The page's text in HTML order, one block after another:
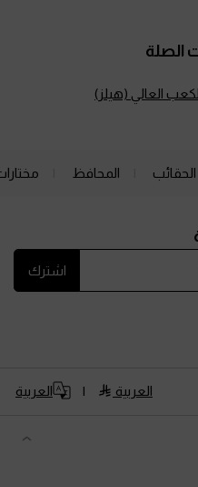
الصلة
العالي (هيلز)
الحقائب المحافظ
اشترك
العربية العربية